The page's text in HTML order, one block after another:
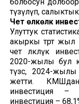
болбосун
түзүлүп, салыктык
Чет өлкөлүк
Улуттук
акыркы төрт жыл
чет өлкөлүк
2020-жылы бул
түзсө, 2024-
жетти. КМШдан
инвестиция –
инвестиция –